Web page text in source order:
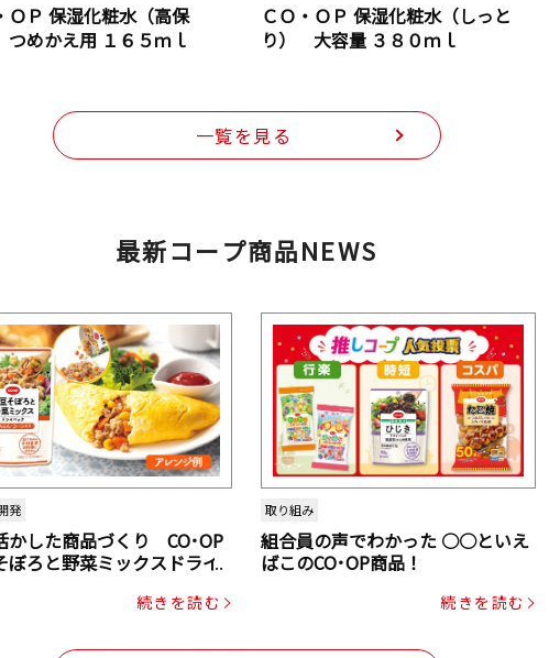
ＯＰ 保湿化粧水（高保
めかえ用 １６５ｍｌ
ＣＯ・ＯＰ 保湿化粧水（しっと
り） 大容量 ３８０ｍｌ
一覧を見る
最新コープ商品NEWS
発
かした商品づくり CO･OP
ぼろと野菜ミックスドライ
続きを読む
取り組み
組合員の声でわかった ○○といえ
ばこのCO･OP商品！
続きを読む